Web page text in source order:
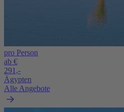
pro Person
ab €
291,-
Ägypten
Alle Angebote